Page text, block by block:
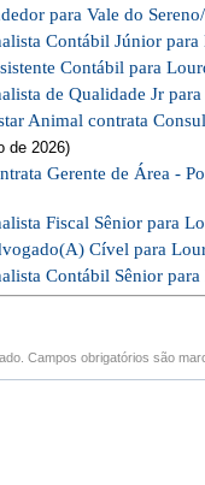
para Vale do
Contábil Júnior
Contábil para
de Qualidade Jr
Animal contrata
de 2026)
Gerente de Área -
Fiscal Sênior para
Cível para
Contábil Sênior para
Campos obrigatórios são